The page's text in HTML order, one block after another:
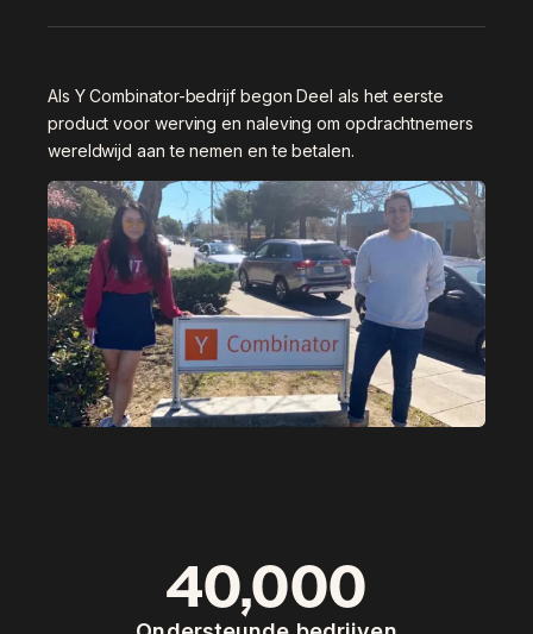
Als Y Combinator-bedrijf begon Deel als het eerste
product voor werving en naleving om opdrachtnemers
wereldwijd aan te nemen en te betalen.
40,000